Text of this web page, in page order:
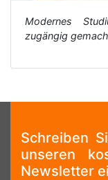
Modernes
zugängig
Schreiben
unseren
Newsletter